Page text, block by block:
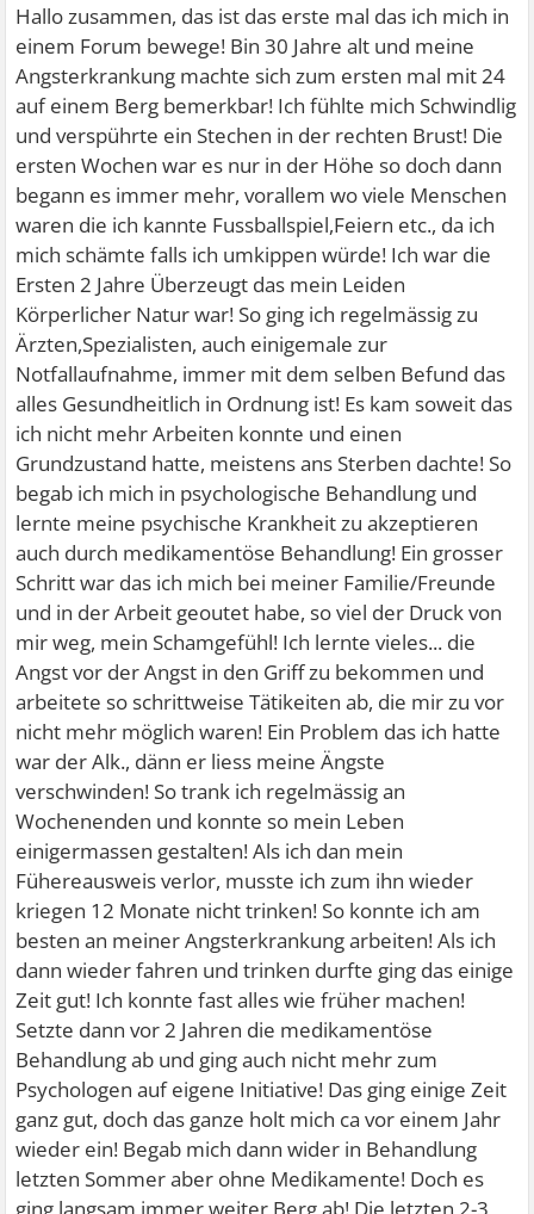
Hallo zusammen, das ist das erste mal das ich mich in
einem Forum bewege! Bin 30 Jahre alt und meine
Angsterkrankung machte sich zum ersten mal mit 24
auf einem Berg bemerkbar! Ich fühlte mich Schwindlig
und verspührte ein Stechen in der rechten Brust! Die
ersten Wochen war es nur in der Höhe so doch dann
begann es immer mehr, vorallem wo viele Menschen
waren die ich kannte Fussballspiel,Feiern etc., da ich
mich schämte falls ich umkippen würde! Ich war die
Ersten 2 Jahre Überzeugt das mein Leiden
Körperlicher Natur war! So ging ich regelmässig zu
Ärzten,Spezialisten, auch einigemale zur
Notfallaufnahme, immer mit dem selben Befund das
alles Gesundheitlich in Ordnung ist! Es kam soweit das
ich nicht mehr Arbeiten konnte und einen
Grundzustand hatte, meistens ans Sterben dachte! So
begab ich mich in psychologische Behandlung und
lernte meine psychische Krankheit zu akzeptieren
auch durch medikamentöse Behandlung! Ein grosser
Schritt war das ich mich bei meiner Familie/Freunde
und in der Arbeit geoutet habe, so viel der Druck von
mir weg, mein Schamgefühl! Ich lernte vieles... die
Angst vor der Angst in den Griff zu bekommen und
arbeitete so schrittweise Tätikeiten ab, die mir zu vor
nicht mehr möglich waren! Ein Problem das ich hatte
war der Alk., dänn er liess meine Ängste
verschwinden! So trank ich regelmässig an
Wochenenden und konnte so mein Leben
einigermassen gestalten! Als ich dan mein
Fühereausweis verlor, musste ich zum ihn wieder
kriegen 12 Monate nicht trinken! So konnte ich am
besten an meiner Angsterkrankung arbeiten! Als ich
dann wieder fahren und trinken durfte ging das einige
Zeit gut! Ich konnte fast alles wie früher machen!
Setzte dann vor 2 Jahren die medikamentöse
Behandlung ab und ging auch nicht mehr zum
Psychologen auf eigene Initiative! Das ging einige Zeit
ganz gut, doch das ganze holt mich ca vor einem Jahr
wieder ein! Begab mich dann wider in Behandlung
letzten Sommer aber ohne Medikamente! Doch es
ging langsam immer weiter Berg ab! Die letzten 2-3